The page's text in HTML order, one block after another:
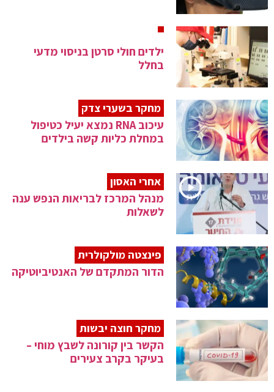
ילדים חולי סרטן בניסוי מדעי
בחלל
מחקר בשערי צדק
עיכוב RNA נמצא יעיל כטיפול
במחלת כליות קשה בילדים
אחרי האסון
מנהל המרכז לבריאות הנפש ענה
לשאלות
פינצטה מולקולרית
הדור המתקדם של האנטיביוטיקה
מחקר חוצה יבשות
הקשר בין קורונה לשבץ מוחי –
בעיקר בקרב צעירים